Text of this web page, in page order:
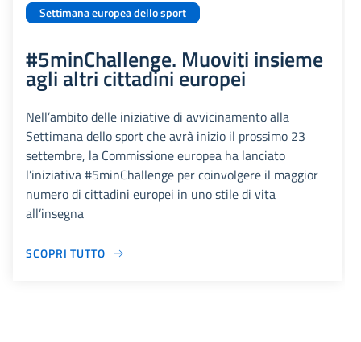
Settimana europea dello sport
#5minChallenge. Muoviti insieme
agli altri cittadini europei
Nell’ambito delle iniziative di avvicinamento alla
Settimana dello sport che avrà inizio il prossimo 23
settembre, la Commissione europea ha lanciato
l’iniziativa #5minChallenge per coinvolgere il maggior
numero di cittadini europei in uno stile di vita
all’insegna
SCOPRI TUTTO